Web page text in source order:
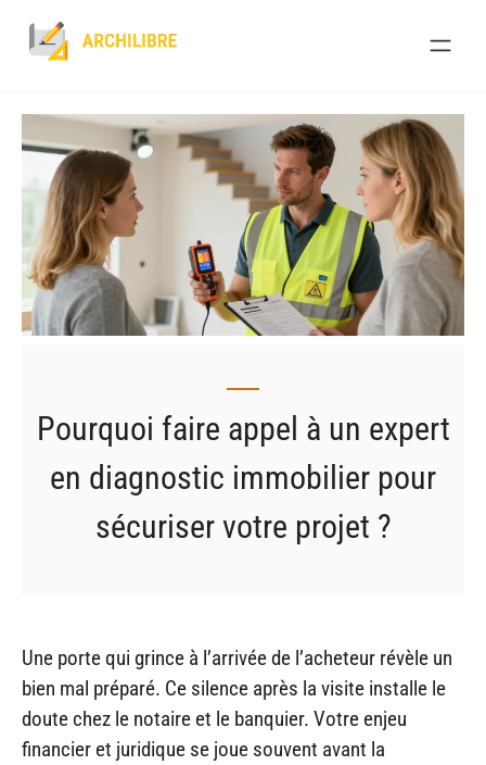
Pourquoi faire appel à un expert
en diagnostic immobilier pour
sécuriser votre projet ?
Une porte qui grince à l’arrivée de l’acheteur révèle un
bien mal préparé. Ce silence après la visite installe le
doute chez le notaire et le banquier. Votre enjeu
financier et juridique se joue souvent avant la